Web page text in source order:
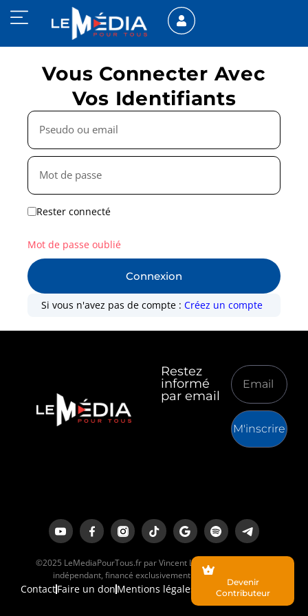
Vous Connecter Avec
Vos Identifiants
Rester connecté
Connexion
Mot de passe oublié
Si vous n'avez pas de compte :Créez un compte
Restez
informé
par email
M'inscrire
©2025 LeMediaPourTous.fr par Vincent Lapierre est un média
indépendant, financé exclusivement par ses lecteurs.
ContactFaire un don Mentions légales
Devenir
Contributeur